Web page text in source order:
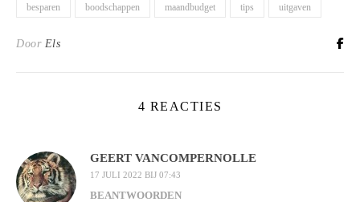
besparen boodschappen maandbudget tips uitgaven
Door Els
4 REACTIES
GEERT VANCOMPERNOLLE
17 JULI 2022 BIJ 07:43
BEANTWOORDEN